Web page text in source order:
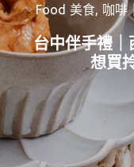
Food 美食, 咖啡
台中伴手禮｜
想買